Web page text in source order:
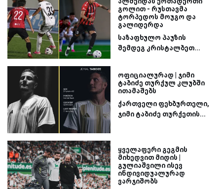
გოლით - რუსთავმა
ტორპედოს მოუგო და
გალიდერდა
საზაფხულო პაუზის
შემდეგ კრისტალბეთ...
ოფიციალურად | ჯიმი
ტაბიძე თურქულ კლუბში
ითამაშებს
ქართველი ფეხბურთელი,
ჯიმი ტაბიძე თურქეთის...
ყველაფერი გეგმის
მიხედვით მიდის |
გულიაშვილი ისევ
ინდივიდუალურად
ვარჯიშობს